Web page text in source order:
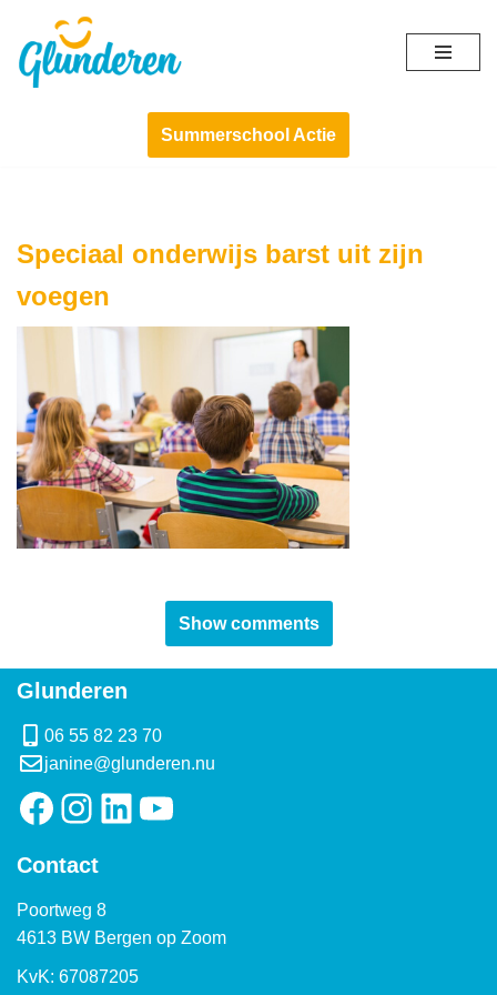
Ga
naar
Summerschool Actie
Speciaal onderwijs barst uit zijn
voegen
Show comments
Glunderen
06 55 82 23 70
janine@glunderen.nu
Contact
Poortweg 8
4613 BW Bergen op Zoom
KvK: 67087205